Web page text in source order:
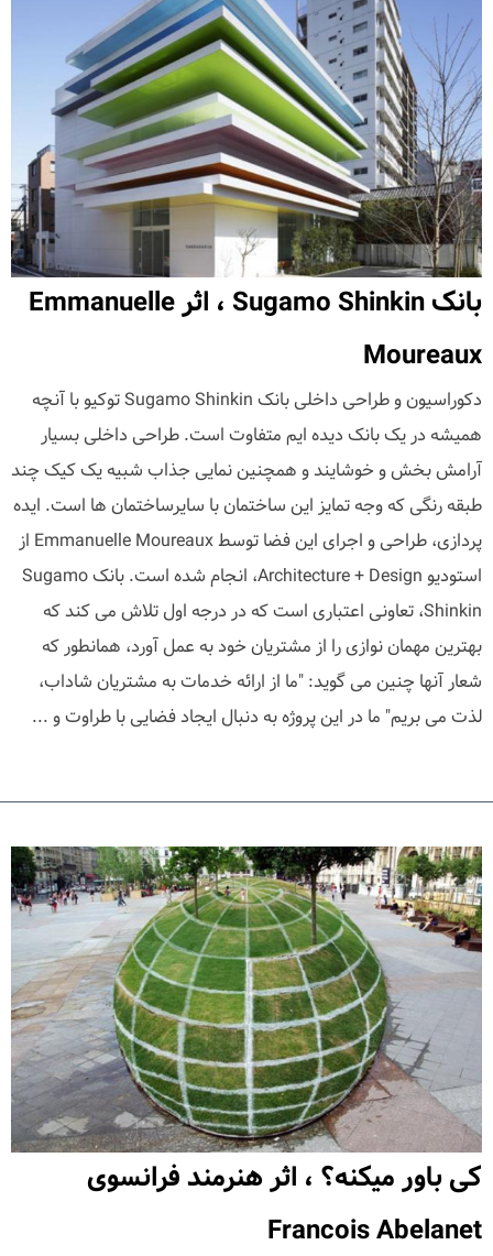
بانک Sugamo Shinkin ، اثر Emmanuelle
Moureaux
دکوراسیون و طراحی داخلی بانک Sugamo Shinkin توکیو با آنچه
همیشه در یک بانک دیده ایم متفاوت است. طراحی داخلی بسیار
آرامش بخش و خوشایند و همچنین نمایی جذاب شبیه یک کیک چند
طبقه رنگی که وجه تمایز این ساختمان با سایرساختمان ها است. ایده
پردازی، طراحی و اجرای این فضا توسط Emmanuelle Moureaux از
استودیو Architecture + Design، انجام شده است. بانک Sugamo
Shinkin، تعاونی اعتباری است که در درجه اول تلاش می کند که
بهترین مهمان نوازی را از مشتریان خود به عمل آورد، همانطور که
شعار آنها چنین می گوید: "ما از ارائه خدمات به مشتریان شاداب،
لذت می بریم" ما در این پروژه به دنبال ایجاد فضایی با طراوت و ...
کی باور میکنه؟ ، اثر هنرمند فرانسوی
Francois Abelanet